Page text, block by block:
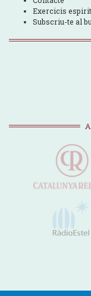
Exercicis
Subscriu-te al